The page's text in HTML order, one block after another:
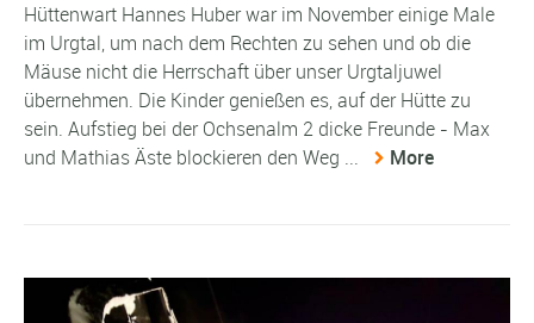
Hüttenwart Hannes Huber war im November einige Male
im Urgtal, um nach dem Rechten zu sehen und ob die
Mäuse nicht die Herrschaft über unser Urgtaljuwel
übernehmen. Die Kinder genießen es, auf der Hütte zu
sein. Aufstieg bei der Ochsenalm 2 dicke Freunde - Max
und Mathias Äste blockieren den Weg ...
More